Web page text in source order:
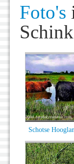
Foto's
Schotse